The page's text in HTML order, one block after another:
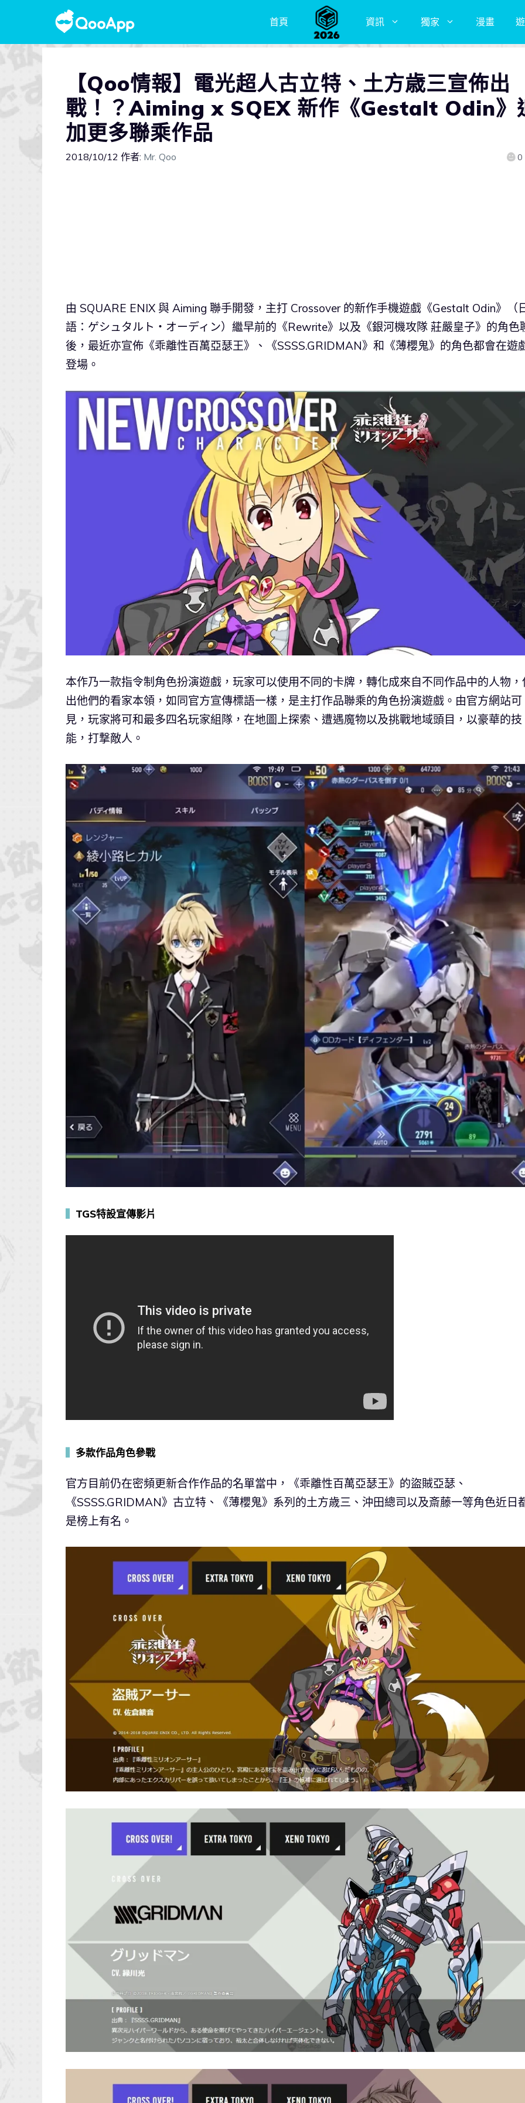
首頁 資訊 獨家 漫畫
【Qoo情報】電光超人古立特、土方歳三宣佈出
戰！？Aiming x SQEX 新作《Gestalt Odin》
加更多聯乘作品
2018/10/12 作者: Mr. Qoo 0
由 SQUARE ENIX 與 Aiming 聯手開發，主打 Crossover 的新作手機遊戲《Gestalt Odin》（
語：ゲシュタルト・オーディン）繼早前的《Rewrite》以及《銀河機攻隊 莊嚴皇子》的角色
後，最近亦宣佈《乖離性百萬亞瑟王》、《SSSS.GRIDMAN》和《薄櫻鬼》的角色都會在遊
登場。
本作乃一款指令制角色扮演遊戲，玩家可以使用不同的卡牌，轉化成來自不同作品中的人物，
出他們的看家本領，如同官方宣傳標語一樣，是主打作品聯乘的角色扮演遊戲。由官方網站可
見，玩家將可和最多四名玩家組隊，在地圖上探索、遭遇魔物以及挑戰地域頭目，以豪華的技
能，打撃敵人。
TGS特設宣傳影片
多款作品角色參戰
官方目前仍在密頻更新合作作品的名單當中，《乖離性百萬亞瑟王》的盜賊亞瑟、
《SSSS.GRIDMAN》古立特、《薄櫻鬼》系列的土方歳三、沖田總司以及斎藤一等角色近日
是榜上有名。